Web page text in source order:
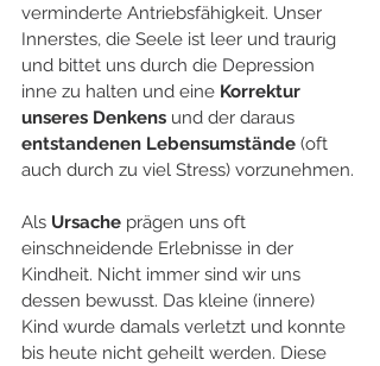
verminderte Antriebsfähigkeit. Unser
Innerstes, die Seele ist leer und traurig
und bittet uns durch die Depression
inne zu halten und eine Korrektur
unseres Denkens und der daraus
entstandenen Lebensumstände (oft
auch durch zu viel Stress) vorzunehmen.
Als Ursache prägen uns oft
einschneidende Erlebnisse in der
Kindheit. Nicht immer sind wir uns
dessen bewusst. Das kleine (innere)
Kind wurde damals verletzt und konnte
bis heute nicht geheilt werden. Diese